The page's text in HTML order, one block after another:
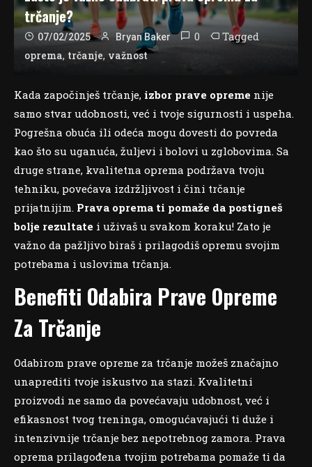
trčanje?
07/02/2025 Bryan Baker 0 Tagged
oprema, trčanje, važnost
Kada započinješ trčanje, izbor prave opreme nije
samo stvar udobnosti, već i tvoje sigurnosti i uspeha.
Pogrešna obuća ili odeća mogu dovesti do povreda
kao što su uganuća, žuljevi i bolovi u zglobovima. Sa
druge strane, kvalitetna oprema podržava tvoju
tehniku, povećava izdržljivost i čini trčanje
prijatnijim. Prava oprema ti pomaže da postigneš
bolje rezultate i uživaš u svakom koraku! Zato je
važno da pažljivo biraš i prilagodiš opremu svojim
potrebama i uslovima trčanja.
Benefiti Odabira Prave Opreme
Za Trčanje
Odabirom prave opreme za trčanje možeš značajno
unaprediti tvoje iskustvo na stazi. Kvalitetni
proizvodi ne samo da povećavaju udobnost, već i
efikasnost tvog treninga, omogućavajući ti duže i
intenzivnije trčanje bez nepotrebnog zamora. Prava
oprema prilagođena tvojim potrebama pomaže ti da